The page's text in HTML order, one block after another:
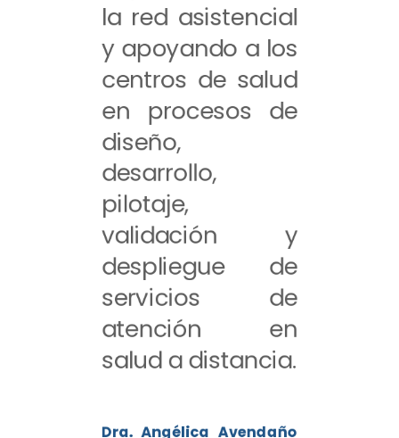
la red asistencial
y apoyando a los
centros de salud
en procesos de
diseño,
desarrollo,
pilotaje,
validación y
despliegue de
servicios de
atención en
salud a distancia.
Dra. Angélica Avendaño